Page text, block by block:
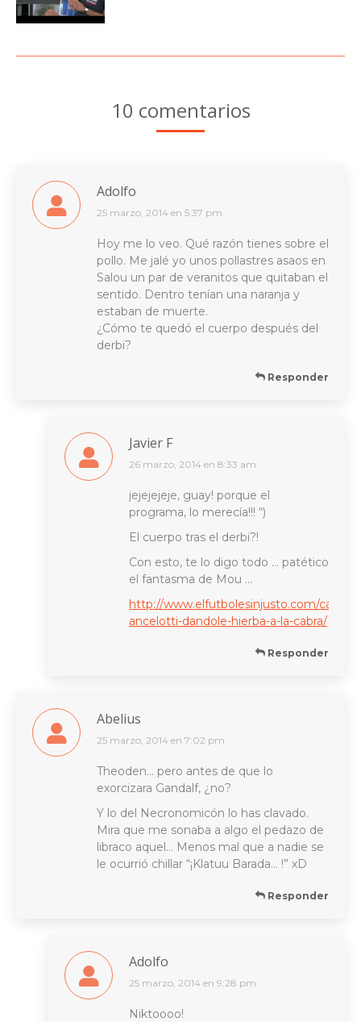
10 comentarios
Adolfo
dice:
25 marzo, 2014 en 5:37 pm
Hoy me lo veo. Qué razón tienes sobre el
pollo. Me jalé yo unos pollastres asaos en
Salou un par de veranitos que quitaban el
sentido. Dentro tenían una naranja y
estaban de muerte.
¿Cómo te quedó el cuerpo después del
derbi?
Responder
Javier F
dice:
26 marzo, 2014 en 8:33 am
jejejejeje, guay! porque el
programa, lo merecía!!! “)
El cuerpo tras el derbi?!
Con esto, te lo digo todo … patético
el fantasma de Mou …
http://www.elfutbolesinjusto.com/carlo-
ancelotti-dandole-hierba-a-la-cabra/
Responder
Abelius
dice:
25 marzo, 2014 en 7:02 pm
Theoden… pero antes de que lo
exorcizara Gandalf, ¿no?
Y lo del Necronomicón lo has clavado.
Mira que me sonaba a algo el pedazo de
libraco aquel… Menos mal que a nadie se
le ocurrió chillar “¡Klatuu Barada… !” xD
Responder
Adolfo
dice:
25 marzo, 2014 en 9:28 pm
Niktoooo!